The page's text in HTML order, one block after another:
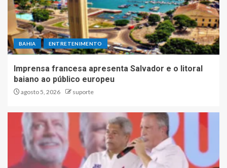
BAHIA ENTRETENIMENTO
Imprensa francesa apresenta Salvador e o litoral
baiano ao público europeu
agosto 5, 2026 suporte